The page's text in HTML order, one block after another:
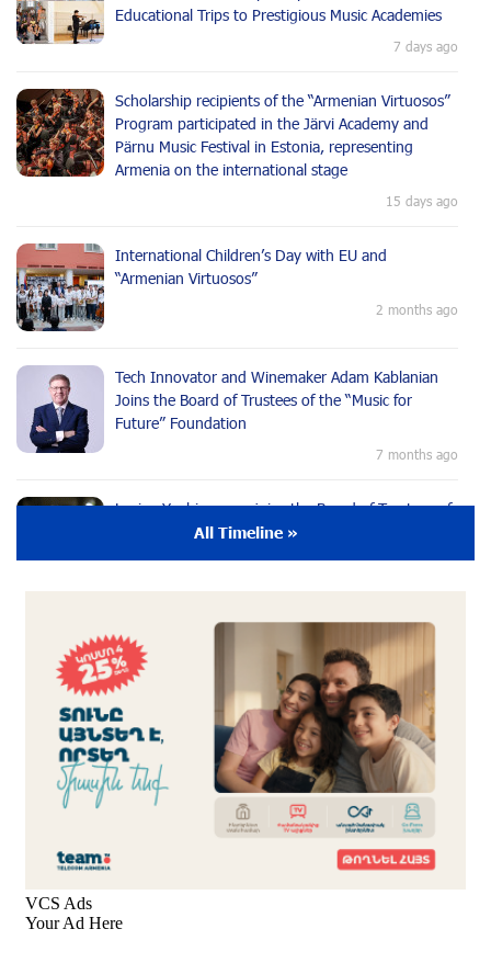
Educational Trips to Prestigious Music Academies
7 days ago
Scholarship recipients of the “Armenian Virtuosos”
Program participated in the Järvi Academy and
Pärnu Music Festival in Estonia, representing
Armenia on the international stage
15 days ago
International Children’s Day with EU and
“Armenian Virtuosos”
2 months ago
Tech Innovator and Winemaker Adam Kablanian
Joins the Board of Trustees of the “Music for
Future” Foundation
7 months ago
Lusine Yeghiazaryan joins the Board of Trustees of
the Music for the Future Foundation
9 months ago
Young Musician from the “Born in Artsakh”
Program, Arsen Safaryan, Performed at the
Anniversary Concert of the “Artis Futura”
Foundation with the Moscow “Russian
Philharmonia” Symphony Orchestra
9 months ago
Young Musicians of the “Born in Artsakh” Program
Bring the Voice of Artsakh to Moscow
9 months ago
The Sound of Artsakh in the USA
All Timeline »